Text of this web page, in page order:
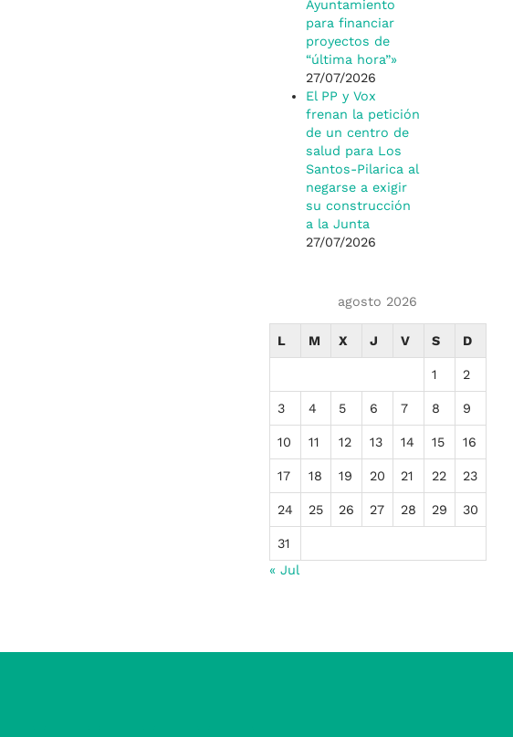
Ayuntamiento
para financiar
proyectos de
“última hora”»
27/07/2026
El PP y Vox
frenan la petición
de un centro de
salud para Los
Santos-Pilarica al
negarse a exigir
su construcción
a la Junta
27/07/2026
agosto 2026
L M X J V S D
1 2
3 4 5 6 7 8 9
10 11 12 13 14 15 16
17 18 19 20 21 22 23
24 25 26 27 28 29 30
31
« Jul